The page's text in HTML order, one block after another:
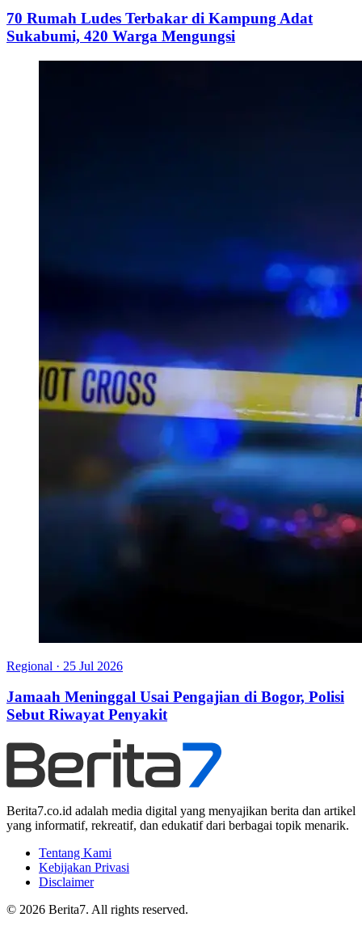
70 Rumah Ludes Terbakar di Kampung Adat
Sukabumi, 420 Warga Mengungsi
Regional · 25 Jul 2026
Jamaah Meninggal Usai Pengajian di Bogor, Polisi
Sebut Riwayat Penyakit
Berita7.co.id adalah media digital yang menyajikan berita dan artikel
yang informatif, rekreatif, dan edukatif dari berbagai topik menarik.
Tentang Kami
Kebijakan Privasi
Disclaimer
© 2026 Berita7. All rights reserved.